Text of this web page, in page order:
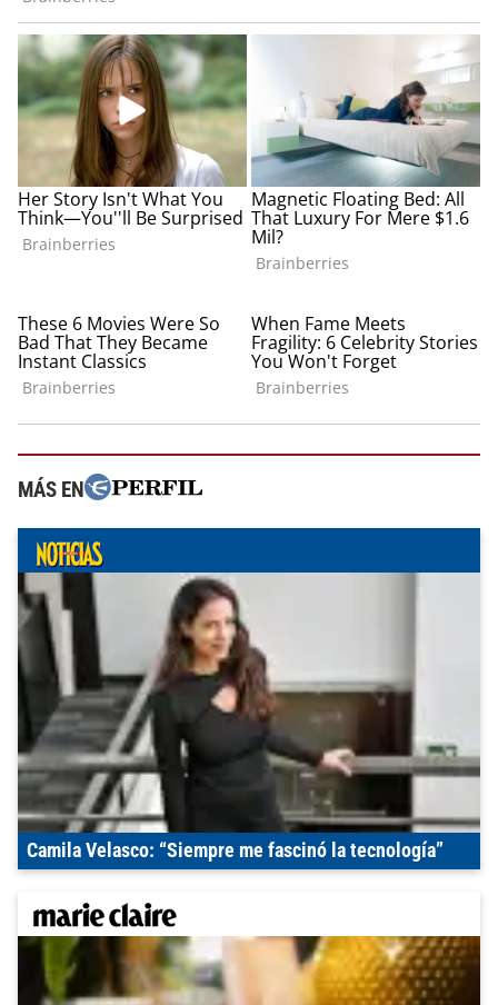
MÁS EN
Camila Velasco: “Siempre me fascinó la tecnología”